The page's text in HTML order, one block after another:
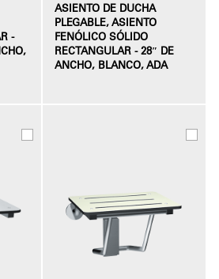
-
ASIENTO DE DUCHA
PLEGABLE, ASIENTO
FENÓLICO SÓLIDO
RECTANGULAR - 28″ DE
ANCHO, BLANCO, ADA